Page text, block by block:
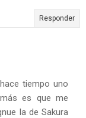
Responder
tiempo uno
es que me
la de Sakura